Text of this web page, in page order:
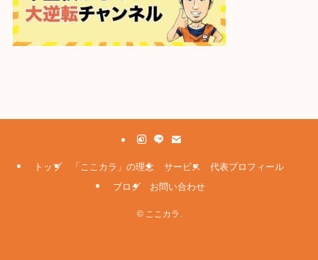
トップ 「ここカラ」の理念 サービス
代表プロフィール
ブログ
お問い合わせ
©ここカラ.